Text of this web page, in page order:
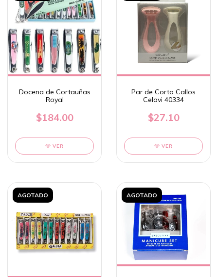
Docena de Cortauñas
Royal
$184.00
VER
Par de Corta Callos
Celavi 40334
$27.10
VER
AGOTADO AGOTADO